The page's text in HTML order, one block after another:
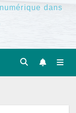
dans